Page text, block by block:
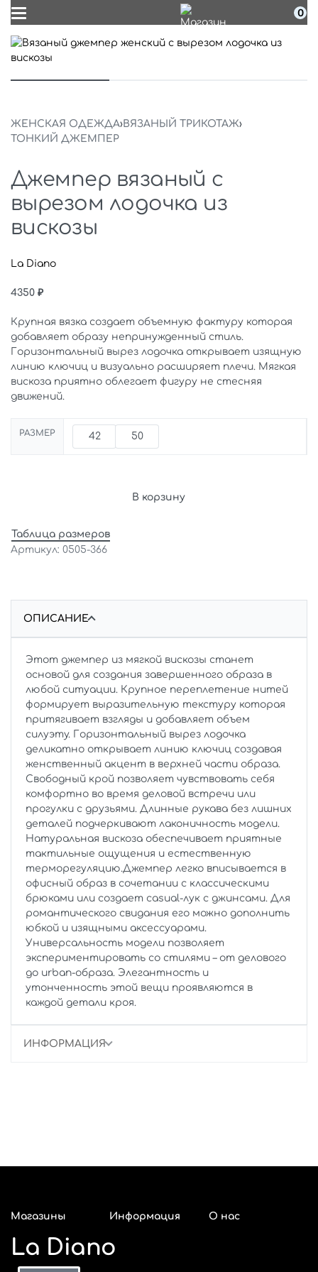
0
ЖЕНСКАЯ ОДЕЖДА›ВЯЗАНЫЙ ТРИКОТАЖ›
ТОНКИЙ ДЖЕМПЕР
Джемпер вязаный с
вырезом лодочка из
вискозы
La Diano
4350 ₽
Крупная вязка создает объемную фактуру которая
добавляет образу непринужденный стиль.
Горизонтальный вырез лодочка открывает изящную
линию ключиц и визуально расширяет плечи. Мягкая
вискоза приятно облегает фигуру не стесняя
движений.
РАЗМЕР 42 50
В корзину
Таблица размеров
0505-366
ОПИСАНИЕ
Этот джемпер из мягкой вискозы станет
основой для создания завершенного образа в
любой ситуации. Крупное переплетение нитей
формирует выразительную текстуру которая
притягивает взгляды и добавляет объем
силуэту. Горизонтальный вырез лодочка
деликатно открывает линию ключиц создавая
женственный акцент в верхней части образа.
Свободный крой позволяет чувствовать себя
комфортно во время деловой встречи или
прогулки с друзьями. Длинные рукава без лишних
деталей подчеркивают лаконичность модели.
Натуральная вискоза обеспечивает приятные
тактильные ощущения и естественную
терморегуляцию.Джемпер легко вписывается в
офисный образ в сочетании с классическими
брюками или создает casual-лук с джинсами. Для
романтического свидания его можно дополнить
юбкой и изящными аксессуарами.
Универсальность модели позволяет
экспериментировать со стилями – от делового
до urban-образа. Элегантность и
утонченность этой вещи проявляются в
каждой детали кроя.
ИНФОРМАЦИЯ
Магазины
Адреса
магазинов La
Красноярск
Информация
Оплата и
О нас
La Diano